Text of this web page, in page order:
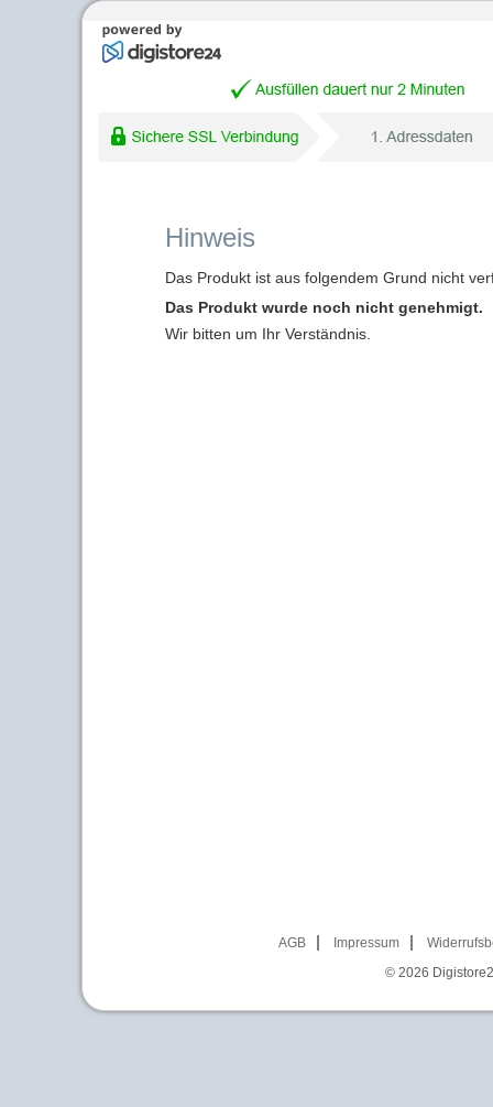
Hinweis
Das Produkt ist aus folgendem Grund nicht
Das Produkt wurde noch nicht genehmigt.
Wir bitten um Ihr Verständnis.
AGB Impressum
© 2026